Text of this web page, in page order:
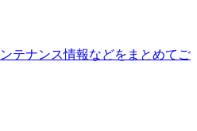
テナンス情報などをまとめてご